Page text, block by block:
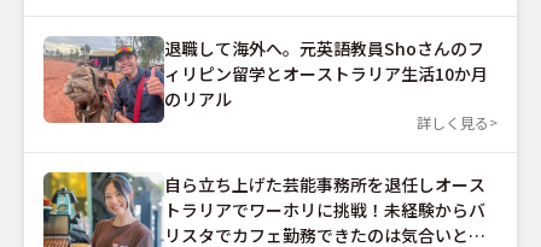
退職して海外へ。元英語教員Shoさんのフ
ィリピン留学とオーストラリア生活10か月
のリアル
詳しく見る
自ら立ち上げた芸能事務所を退任しオース
トラリアでワーホリに挑戦！未経験からバ
リスタでカフェ勤務できたのは気合いと根